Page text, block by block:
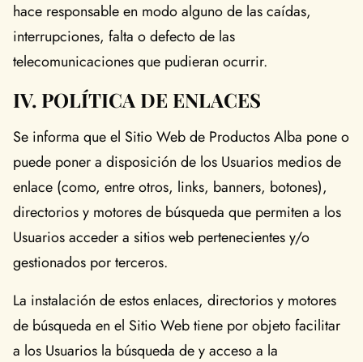
hace responsable en modo alguno de las caídas,
interrupciones, falta o defecto de las
telecomunicaciones que pudieran ocurrir.
IV. POLÍTICA DE ENLACES
Se informa que el Sitio Web de Productos Alba pone o
puede poner a disposición de los Usuarios medios de
enlace (como, entre otros, links, banners, botones),
directorios y motores de búsqueda que permiten a los
Usuarios acceder a sitios web pertenecientes y/o
gestionados por terceros.
La instalación de estos enlaces, directorios y motores
de búsqueda en el Sitio Web tiene por objeto facilitar
a los Usuarios la búsqueda de y acceso a la